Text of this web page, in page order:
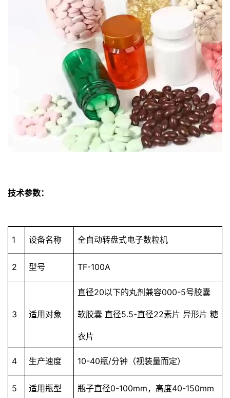
技术参数：
1 设备名称 全自动转盘式电子数粒机
2 型号 TF-100A
3 适用对象
直径20以下的丸剂兼容000-5号胶囊
软胶囊 直径5.5-直径22素片 异形片 糖
衣片
4 生产速度 10-40瓶/分钟（视装量而定）
5 适用瓶型 瓶子直径0-100mm，高度40-150mm